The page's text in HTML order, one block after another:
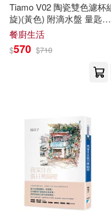
楊勇(1) 楊勤
楊奕成(1)
楊子葆(1)
楊富閔(1)
台中市立葫蘆墩
台海出版社(1)
品冠(1)
哈爾濱工業大學出
商訊(1)
Tiamo V02 陶瓷雙色濾杯
旋)(黃色) 附滴水盤 量匙
HG5544Y
餐廚生活
$570 $710